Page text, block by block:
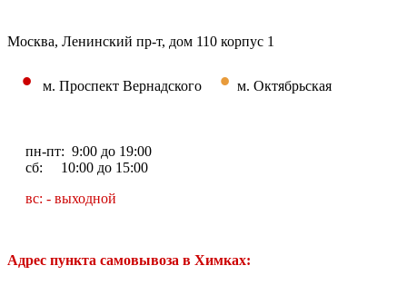
Москва, Ленинский пр-т, дом 110 корпус 1
• м. Проспект Вернадского • м. Октябрьская
пн-пт: 9:00 до 19:00
сб: 10:00 до 15:00
вс: - выходной
Адрес пункта самовывоза в Химках: